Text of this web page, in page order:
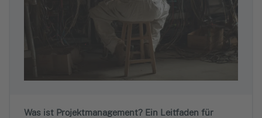
Was ist Projektmanagement? Ein Leitfaden für